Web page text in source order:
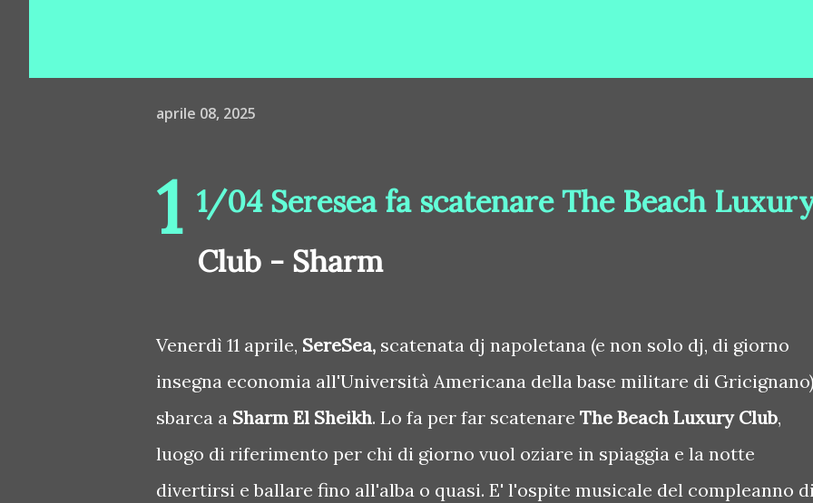
aprile 08, 2025
1 1/04 Seresea fa scatenare The Beach
Club - Sharm
Venerdì 11 aprile, SereSea, scatenata dj napoletana (e non solo dj, di giorno
insegna economia all'Università Americana della base militare di
sbarca a Sharm El Sheikh. Lo fa per far scatenare The Beach Luxury Club,
luogo di riferimento per chi di giorno vuol oziare in spiaggia e la notte
divertirsi e ballare fino all'alba o quasi. E' l'ospite musicale del compleanno